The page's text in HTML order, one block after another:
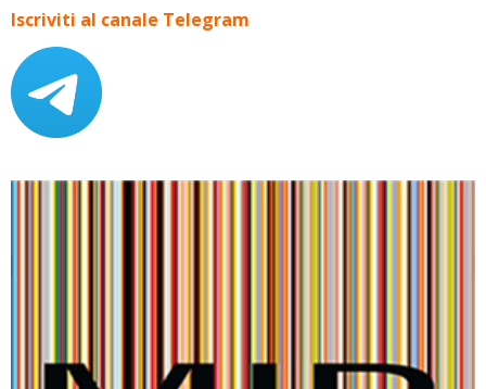
Iscriviti al canale Telegram